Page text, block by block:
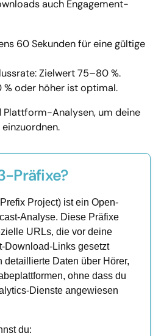
auch Engagement-
60 Sekunden für eine gültige
Zielwert 75–80 %.
% oder höher ist optimal.
Plattform-Analysen, um deine
Präfixe?
Project) ist ein Open-
Analyse. Diese Präfixe
URLs, die vor deine
Download-Links gesetzt
detaillierte Daten über Hörer,
ohne dass du
Dienste angewiesen
du: